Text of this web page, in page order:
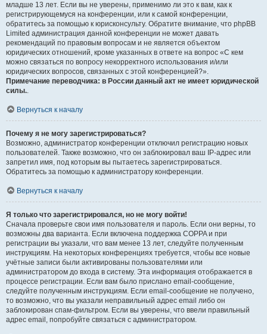
младше 13 лет. Если вы не уверены, применимо ли это к вам, как к
регистрирующемуся на конференции, или к самой конференции,
обратитесь за помощью к юрисконсульту. Обратите внимание, что phpBB
Limited администрация данной конференции не может давать
рекомендаций по правовым вопросам и не является объектом
юридических отношений, кроме указанных в ответе на вопрос «С кем
можно связаться по вопросу некорректного использования и/или
юридических вопросов, связанных с этой конференцией?».
Примечание переводчика: в России данный акт не имеет юридической
силы..
Вернуться к началу
Почему я не могу зарегистрироваться?
Возможно, администратор конференции отключил регистрацию новых
пользователей. Также возможно, что он заблокировал ваш IP-адрес или
запретил имя, под которым вы пытаетесь зарегистрироваться.
Обратитесь за помощью к администратору конференции.
Вернуться к началу
Я только что зарегистрировался, но не могу войти!
Сначала проверьте свои имя пользователя и пароль. Если они верны, то
возможны два варианта. Если включена поддержка COPPA и при
регистрации вы указали, что вам менее 13 лет, следуйте полученным
инструкциям. На некоторых конференциях требуется, чтобы все новые
учётные записи были активированы пользователями или
администратором до входа в систему. Эта информация отображается в
процессе регистрации. Если вам было прислано email-сообщение,
следуйте полученным инструкциям. Если email-сообщение не получено,
то возможно, что вы указали неправильный адрес email либо он
заблокирован спам-фильтром. Если вы уверены, что ввели правильный
адрес email, попробуйте связаться с администратором.